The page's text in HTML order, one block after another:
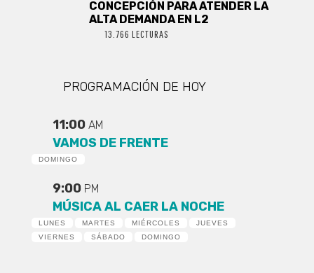
CONCEPCIÓN PARA ATENDER LA
ALTA DEMANDA EN L2
13.766 LECTURAS
PROGRAMACIÓN DE HOY
11:00 AM
VAMOS DE FRENTE
DOMINGO
9:00 PM
MÚSICA AL CAER LA NOCHE
LUNES MARTES MIÉRCOLES
JUEVES
VIERNES
SÁBADO DOMINGO